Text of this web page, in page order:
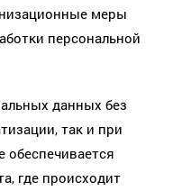
меры
персональной
данных без
так и при
обеспечивается
где происходит